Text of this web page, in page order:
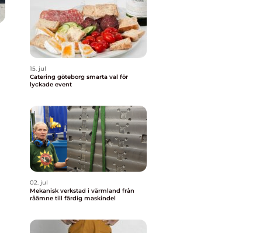
15. jul
Catering göteborg smarta val för
lyckade event
02. jul
Mekanisk verkstad i värmland från
råämne till färdig maskindel